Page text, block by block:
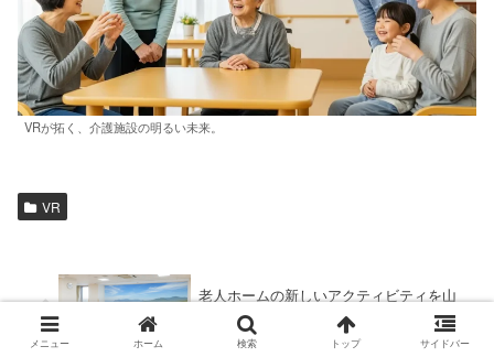
VRが拓く、介護施設の明るい未来。
VR
老人ホームの新しいアクティビティを山
口で！「ゴーグルなしVR」が叶える入居
者の笑顔と生活の質の向上
メニュー ホーム 検索 トップ サイドバー